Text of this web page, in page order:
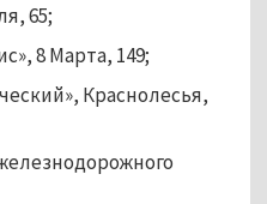
65;
8 Марта, 149;
Краснолесья,